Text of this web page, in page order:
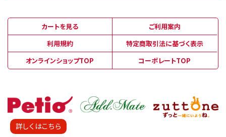
カートを見る
ご利用案内
利用規約
特定商取引法に基づく表示
オンラインショップTOP
コーポレートTOP
詳しくはこちら